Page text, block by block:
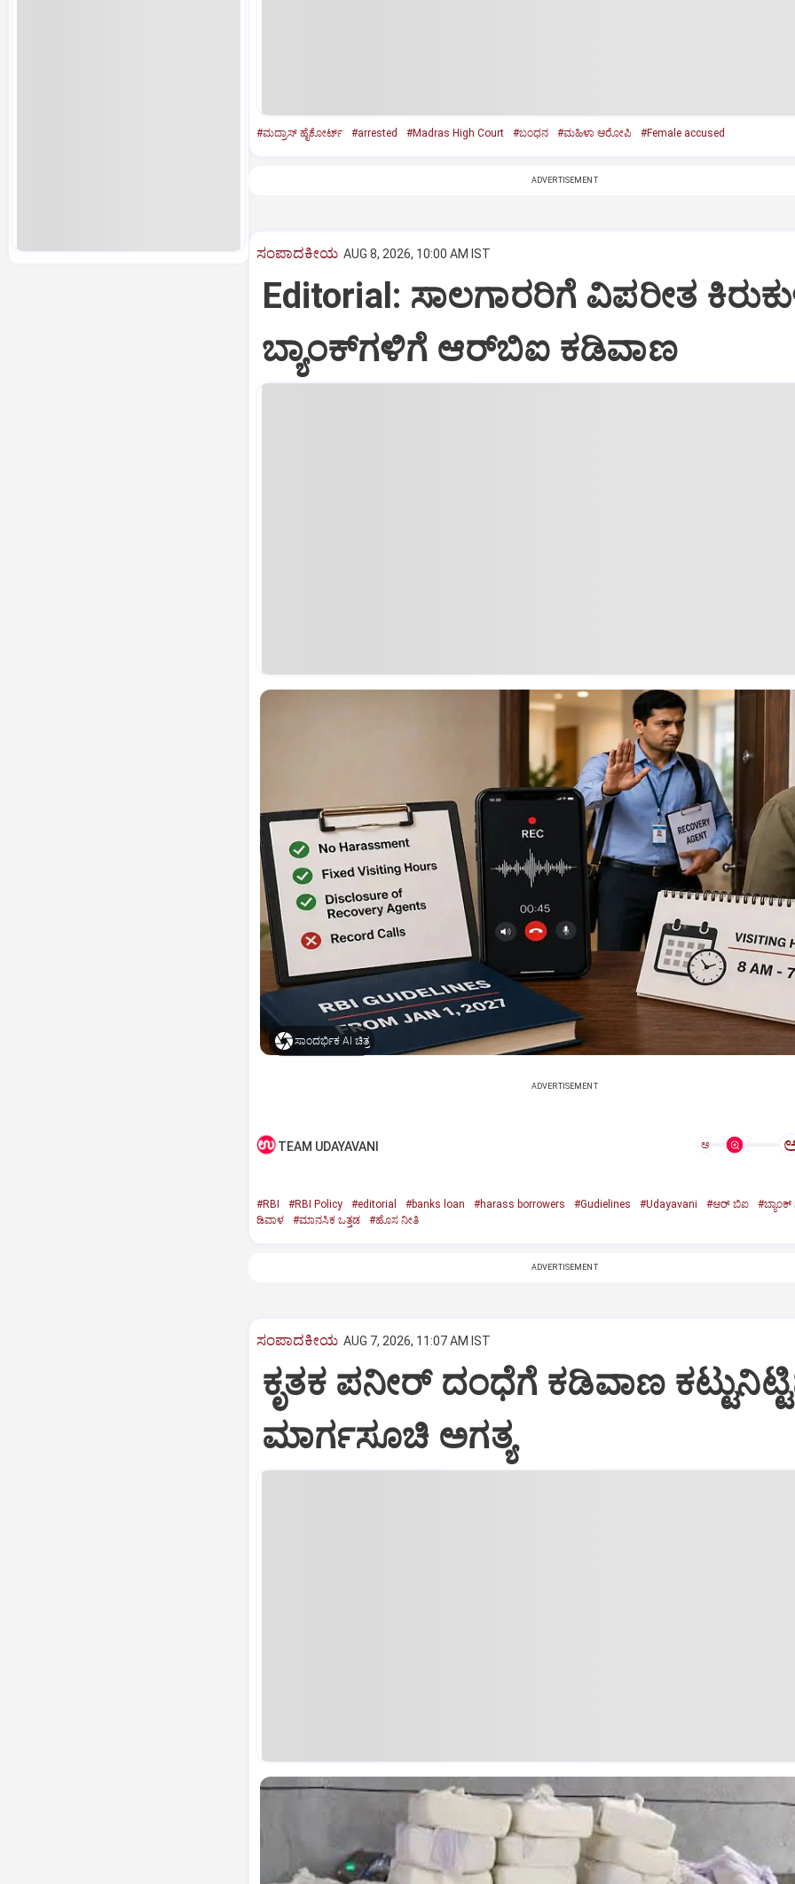
#ಮದ್ರಾಸ್‌ ಹೈಕೋರ್ಟ್‌ #arrested #Madras High Court #ಬಂಧನ #ಮಹಿಳಾ ಆರೋಪಿ #Female accused
ADVERTISEMENT
ಸಂಪಾದಕೀಯ AUG 8, 2026, 10:00 AM IST
Editorial: ಸಾಲಗಾರರಿಗೆ ವಿಪರೀತ
ಬ್ಯಾಂಕ್‌ಗಳಿಗೆ ಆರ್‌ಬಿಐ ಕಡಿವಾಣ
ಸಾಂದರ್ಭಿಕ AI ಚಿತ್ರ
ADVERTISEMENT
TEAM UDAYAVANI ಅ
#RBI #RBI Policy #editorial #banks loan #harass borrowers #Gudielines #Udayavani #ಆರ್‌ ಬಿಐ
#ಬ್ಯಾಂಕ್‌
ಡಿವಾಳ
#ಮಾನಸಿಕ ಒತ್ತಡ #ಹೊಸ ನೀತಿ
ADVERTISEMENT
ಸಂಪಾದಕೀಯ AUG 7, 2026, 11:07 AM IST
ಕೃತಕ ಪನೀರ್‌ ದಂಧೆಗೆ ಕಡಿವಾಣ
ಮಾರ್ಗಸೂಚಿ ಅಗತ್ಯ